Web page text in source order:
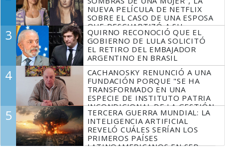
NUEVA PELÍCULA DE NETFLIX
SOBRE EL CASO DE UNA ESPOSA
QUE DESCUARTIZÓ A SU
MARIDO
3
QUIRNO RECONOCIÓ QUE EL
GOBIERNO DE LULA SOLICITÓ
EL RETIRO DEL EMBAJADOR
ARGENTINO EN BRASIL
4
CACHANOSKY RENUNCIÓ A UNA
FUNDACIÓN PORQUE "SE HA
TRANSFORMADO EN UNA
ESPECIE DE INSTITUTO PATRIA
INCONDICIONAL DE LA GESTIÓN
DE MILEI"
5
TERCERA GUERRA MUNDIAL: LA
INTELIGENCIA ARTIFICIAL
REVELÓ CUÁLES SERÍAN LOS
PRIMEROS PAÍSES
LATINOAMERICANOS EN SER